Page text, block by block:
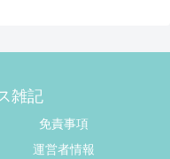
雑記
免責事項
運営者情報